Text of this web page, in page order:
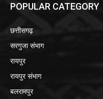
POPULAR CATEGORY
छत्तीसगढ़
सरगुजा संभाग
रायपुर
रायपुर संभाग
बलरामपुर